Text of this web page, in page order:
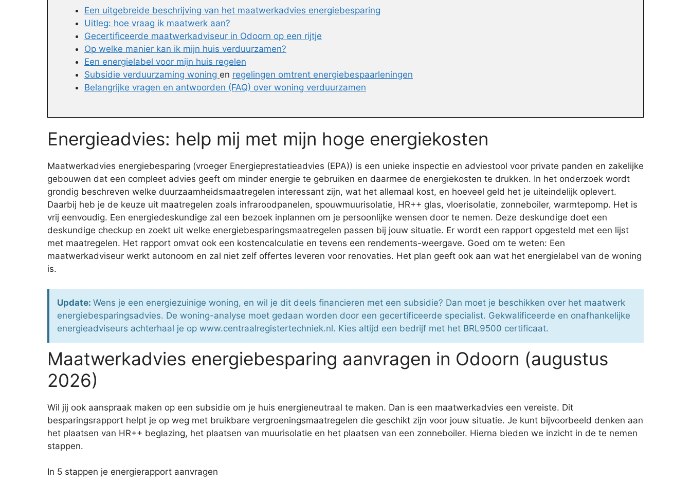
Een uitgebreide beschrijving van het maatwerkadvies energiebesparing
Uitleg: hoe vraag ik maatwerk aan?
Gecertificeerde maatwerkadviseur in Odoorn op een rijtje
Op welke manier kan ik mijn huis verduurzamen?
Een energielabel voor mijn huis regelen
Subsidie verduurzaming woning en regelingen omtrent energiebespaarleningen
Belangrijke vragen en antwoorden (FAQ) over woning verduurzamen
Energieadvies: help mij met mijn hoge energiekosten
Maatwerkadvies energiebesparing (vroeger Energieprestatieadvies (EPA)) is een unieke inspectie en adviestool voor private panden en zakelijke
gebouwen dat een compleet advies geeft om minder energie te gebruiken en daarmee de energiekosten te drukken. In het onderzoek wordt
grondig beschreven welke duurzaamheidsmaatregelen interessant zijn, wat het allemaal kost, en hoeveel geld het je uiteindelijk oplevert.
Daarbij heb je de keuze uit maatregelen zoals infraroodpanelen, spouwmuurisolatie, HR++ glas, vloerisolatie, zonneboiler, warmtepomp. Het is
vrij eenvoudig. Een energiedeskundige zal een bezoek inplannen om je persoonlijke wensen door te nemen. Deze deskundige doet een
deskundige checkup en zoekt uit welke energiebesparingsmaatregelen passen bij jouw situatie. Er wordt een rapport opgesteld met een lijst
met maatregelen. Het rapport omvat ook een kostencalculatie en tevens een rendements-weergave. Goed om te weten: Een
maatwerkadviseur werkt autonoom en zal niet zelf offertes leveren voor renovaties. Het plan geeft ook aan wat het energielabel van de woning
is.
Update: Wens je een energiezuinige woning, en wil je dit deels financieren met een subsidie? Dan moet je beschikken over het maatwerk
energiebesparingsadvies. De woning-analyse moet gedaan worden door een gecertificeerde specialist. Gekwalificeerde en onafhankelijke
energieadviseurs achterhaal je op www.centraalregistertechniek.nl. Kies altijd een bedrijf met het BRL9500 certificaat.
Maatwerkadvies energiebesparing aanvragen in Odoorn (augustus
2026)
Wil jij ook aanspraak maken op een subsidie om je huis energieneutraal te maken. Dan is een maatwerkadvies een vereiste. Dit
besparingsrapport helpt je op weg met bruikbare vergroeningsmaatregelen die geschikt zijn voor jouw situatie. Je kunt bijvoorbeeld denken aan
het plaatsen van HR++ beglazing, het plaatsen van muurisolatie en het plaatsen van een zonneboiler. Hierna bieden we inzicht in de te nemen
stappen.
In 5 stappen je energierapport aanvragen